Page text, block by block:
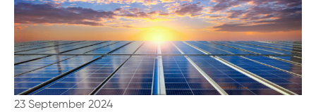
23 September 2024